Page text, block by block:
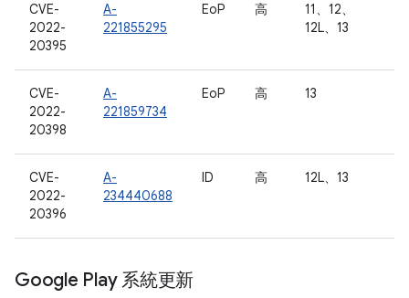
CVE-
2022-
20395
A-
221855295
EoP 高
11、12、
12L、13
CVE-
2022-
20398
A-
221859734
EoP 高 13
CVE-
2022-
20396
A-
234440688
ID 高 12L、13
Google Play 系統更新